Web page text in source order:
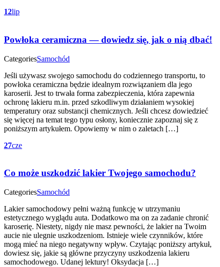
12lip
Powłoka ceramiczna — dowiedz się, jak o nią dbać!
CategoriesSamochód
Jeśli używasz swojego samochodu do codziennego transportu, to
powłoka ceramiczna będzie idealnym rozwiązaniem dla jego
karoserii. Jest to trwała forma zabezpieczenia, która zapewnia
ochronę lakieru m.in. przed szkodliwym działaniem wysokiej
temperatury oraz substancji chemicznych. Jeśli chcesz dowiedzieć
się więcej na temat tego typu osłony, koniecznie zapoznaj się z
poniższym artykułem. Opowiemy w nim o zaletach […]
27cze
Co może uszkodzić lakier Twojego samochodu?
CategoriesSamochód
Lakier samochodowy pełni ważną funkcję w utrzymaniu
estetycznego wyglądu auta. Dodatkowo ma on za zadanie chronić
karoserię. Niestety, nigdy nie masz pewności, że lakier na Twoim
aucie nie ulegnie uszkodzeniom. Istnieje wiele czynników, które
mogą mieć na niego negatywny wpływ. Czytając poniższy artykuł,
dowiesz się, jakie są główne przyczyny uszkodzenia lakieru
samochodowego. Udanej lektury! Oksydacja […]